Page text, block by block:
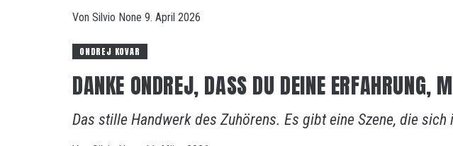
Von Silvio None 9. April 2026
ONDREJ KOVAR
DANKE ONDREJ, DASS DU DEINE ERFAHRUNG,
Das stille Handwerk des Zuhörens. Es gibt eine Szene, die sich